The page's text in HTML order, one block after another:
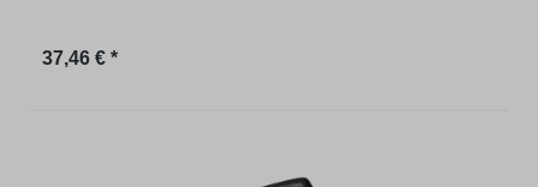
Regulärer Preis:
37,46 € *